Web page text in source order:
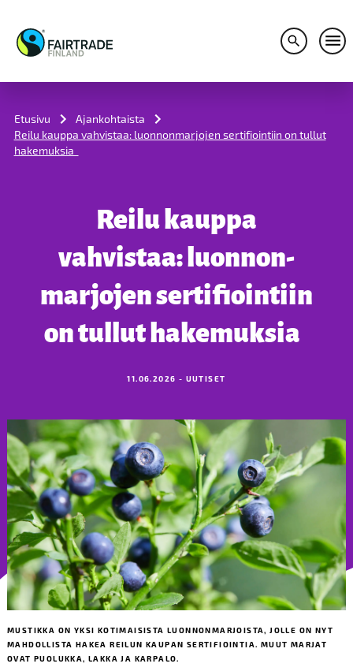
Avaa
Etusivu
Ajankohtaista
Reilu kauppa vahvistaa: luonnon­marjojen sertifiointiin on tullut
hakemuksia
Reilu kauppa
vahvistaa: luonnon­
marjojen sertifiointiin
on tullut hakemuksia
11.06.2026 - UUTISET
MUSTIKKA ON YKSI KOTIMAISISTA LUONNONMARJOISTA, JOLLE ON NYT
MAHDOLLISTA HAKEA REILUN KAUPAN SERTIFIOINTIA. MUUT MARJAT
OVAT PUOLUKKA, LAKKA JA KARPALO.